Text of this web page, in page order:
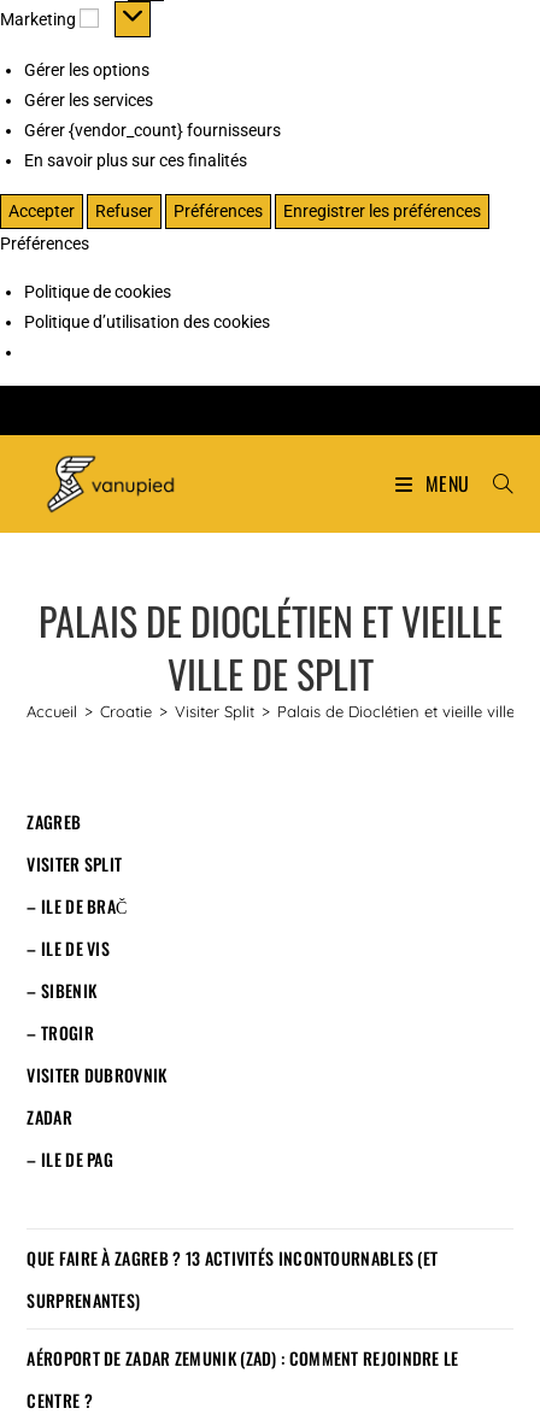
Marketing Marketing
Gérer les options
Gérer les services
Gérer {vendor_count} fournisseurs
En savoir plus sur ces finalités
Accepter Refuser Préférences
Enregistrer les préférences
Préférences
Politique de cookies
Politique d’utilisation des cookies
MENU
PALAIS DE DIOCLÉTIEN ET VIEILLE
VILLE DE SPLIT
Accueil > Croatie > Visiter Split > Palais de Dioclétien et vieille ville
ZAGREB
VISITER SPLIT
– ILE DE BRAČ
– ILE DE VIS
– SIBENIK
– TROGIR
VISITER DUBROVNIK
ZADAR
– ILE DE PAG
QUE FAIRE À ZAGREB ? 13 ACTIVITÉS INCONTOURNABLES (ET
SURPRENANTES)
AÉROPORT DE ZADAR ZEMUNIK (ZAD) : COMMENT REJOINDRE LE
CENTRE ?